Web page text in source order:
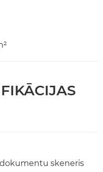
skeneris